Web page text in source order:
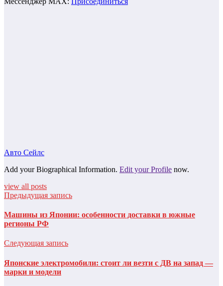
Авто Сейлс
Add your Biographical Information. Edit your Profile now.
view all posts
Предыдущая запись
Машины из Японии: особенности доставки в южные
регионы РФ
Следующая запись
Японские электромобили: стоит ли везти с ДВ на запад —
марки и модели